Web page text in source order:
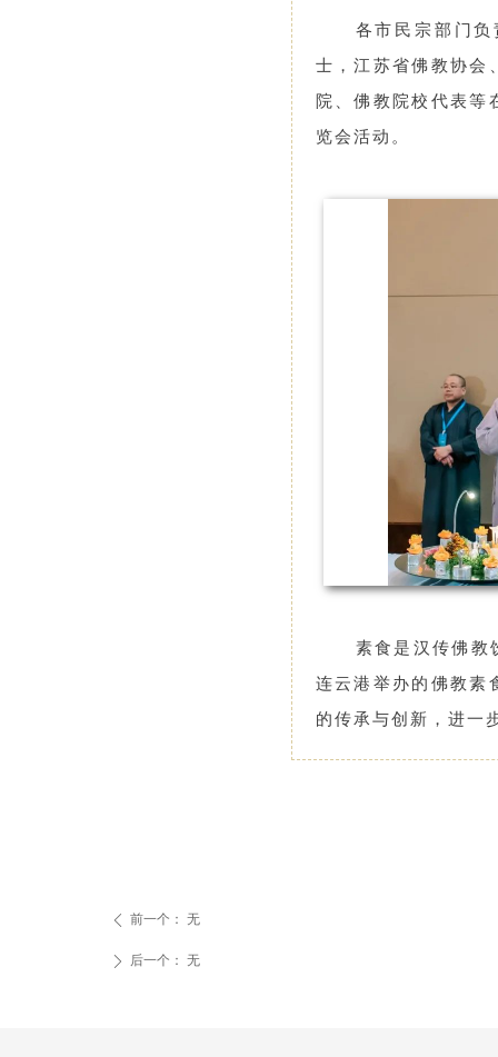
各市民宗部门
士，江苏省佛教协会
院、佛教院校代表等
览会活动。
素食是汉传佛教
连云港举办的佛教素
的传承与创新，进一
ꄴ 前一个： 无
ꄲ 后一个： 无